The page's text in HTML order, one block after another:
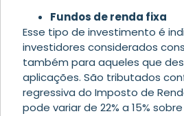
Fundos de renda fixa
Esse tipo de investimento é
investidores considerados
também para aqueles que
aplicações. São tributados
regressiva do Imposto de
pode variar de 22% a 15%